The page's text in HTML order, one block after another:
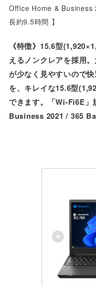
Office Home &
長約9.5時間 】
《特徴》15.6型
えるノンクレアを採用
が少なく見やすいので
を、キレイな15.6型
できます。「Wi-Fi6E
Business 2021 / 365